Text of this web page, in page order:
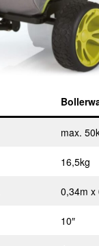
max.
16,5kg
0,34m x
10″